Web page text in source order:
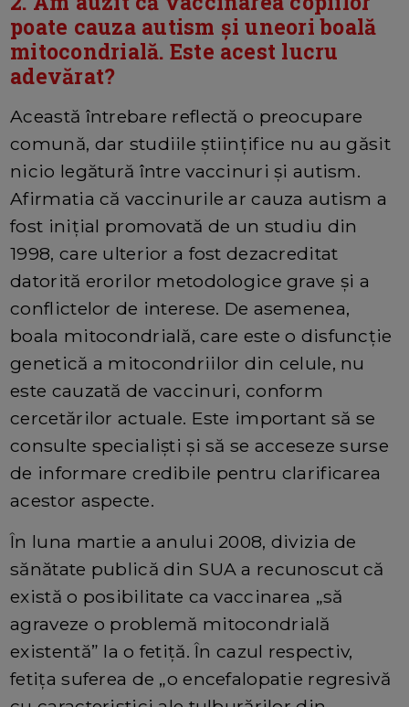
poate cauza autism și uneori boală
mitocondrială. Este acest lucru
adevărat?
Această întrebare reflectă o preocupare
comună, dar studiile științifice nu au găsit
nicio legătură între vaccinuri și autism.
Afirmatia că vaccinurile ar cauza autism a
fost inițial promovată de un studiu din
1998, care ulterior a fost dezacreditat
datorită erorilor metodologice grave și a
conflictelor de interese. De asemenea,
boala mitocondrială, care este o disfuncție
genetică a mitocondriilor din celule, nu
este cauzată de vaccinuri, conform
cercetărilor actuale. Este important să se
consulte specialiști și să se acceseze surse
de informare credibile pentru clarificarea
acestor aspecte.
În luna martie a anului 2008, divizia de
sănătate publică din SUA a recunoscut că
există o posibilitate ca vaccinarea „să
agraveze o problemă mitocondrială
existentă” la o fetiță. În cazul respectiv,
fetița suferea de „o encefalopatie regresivă